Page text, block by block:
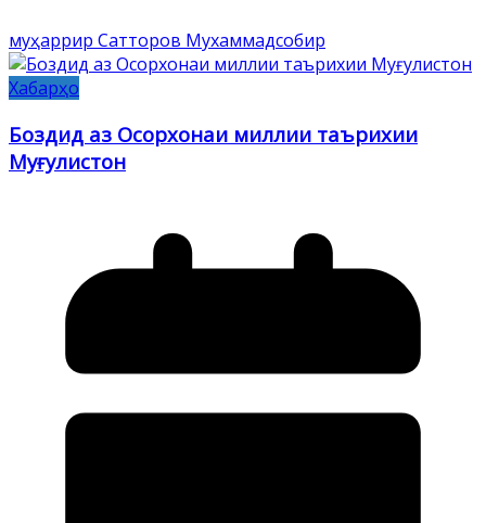
муҳаррир Сатторов Мухаммадсобир
Хабарҳо
Боздид аз Осорхонаи миллии таърихии
Муғулистон